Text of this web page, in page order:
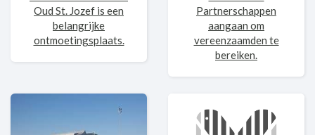
Oud St. Jozef is een
belangrijke
ontmoetingsplaats.
Partnerschappen
aangaan om
vereenzaamden te
bereiken.